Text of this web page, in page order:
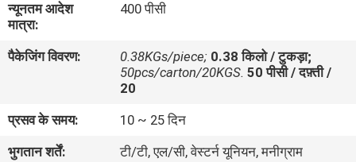
कारखाना
भ्रमण
नियंत्रण
न्यूनतम आदेश
मात्रा:
400 पीसी
पैकेजिंग विवरण: 0.38KGs/piece; 0.38 किलो / टुकड़ा;
50pcs/carton/20KGS. 50 पीसी / दफ़्ती /
20
प्रसव के समय:
10 ~ 25 दिन
भुगतान शर्तें:
टी/टी, एल/सी, वेस्टर्न यूनियन, मनीग्राम